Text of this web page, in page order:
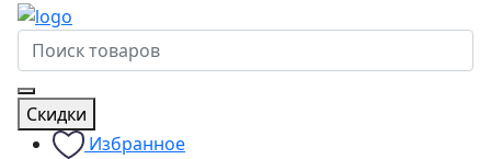
Скидки
Избранное